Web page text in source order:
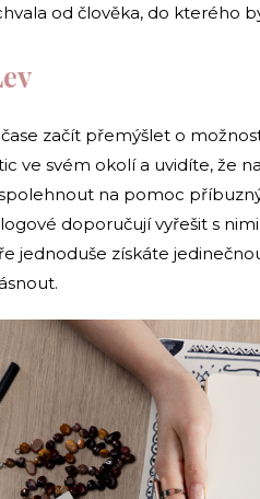
od člověka, do kterého
začít přemýšlet o
ve svém okolí a uvidíte, že
na pomoc
doporučují vyřešit s
jednoduše získáte